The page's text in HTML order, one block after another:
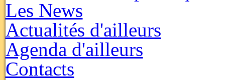
Les News
Actualités d'ailleurs
Agenda d'ailleurs
Contacts